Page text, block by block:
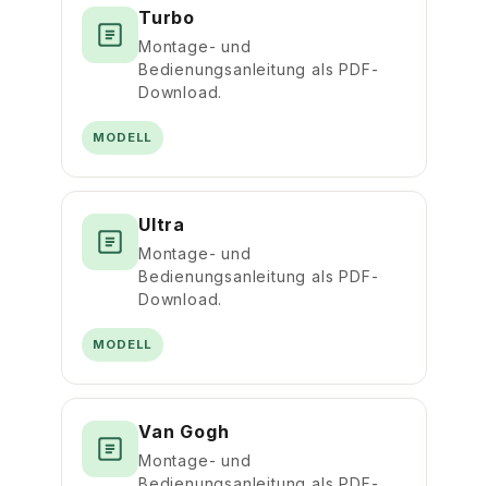
Turbo
Montage- und
Bedienungsanleitung als PDF-
Download.
MODELL
Ultra
Montage- und
Bedienungsanleitung als PDF-
Download.
MODELL
Van Gogh
Montage- und